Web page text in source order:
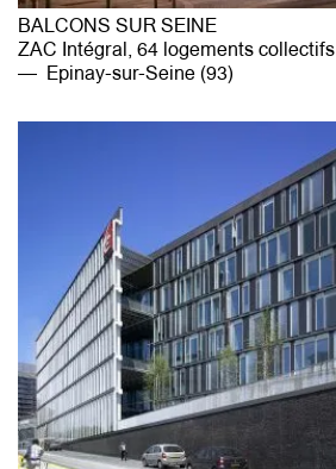
agence@mg-au.fr
Facebook
Instagram
BALCONS SUR SEINE
ZAC Intégral, 64 logements collectifs
Epinay-sur-Seine (93)